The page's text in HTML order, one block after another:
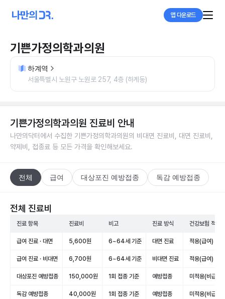
앱 다운로드
기쁜가정의학과의원
하계역
서울특별시 노원구 노원로 257, 4층 (하계동)
기쁜가정의학과의원 진료비 안내
나만의닥터에서 수집한 기쁜가정의학과의원의 비대면 진료비, 대면 진료비,
약제비, 접종료 등 모든 가격을 확인해보세요.
전체 급여 대상포진 예방접종 독감 예방접종
전체 진료비
진료 항목 진료비 비고 진료 방식 건강보험 적용
급여 진료 · 대면 5,600원 6~64세 기준 대면 진료 적용(급여)
급여 진료 · 비대면 6,700원 6~64세 기준 비대면 진료 적용(급여)
대상포진 예방접종 150,000원 1회 접종 기준 예방접종 미적용(비급여)
독감 예방접종 40,000원 1회 접종 기준 예방접종 미적용(비급여)